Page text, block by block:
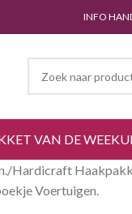
INFO
VAN DE WEEK
Hardicraft
Voertuigen.